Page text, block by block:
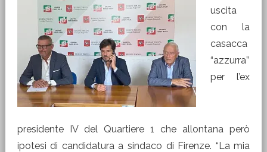
uscita
con la
casacca
“azzurra”
per l’ex
presidente IV del Quartiere 1 che allontana però
ipotesi di candidatura a sindaco di Firenze. “La mia